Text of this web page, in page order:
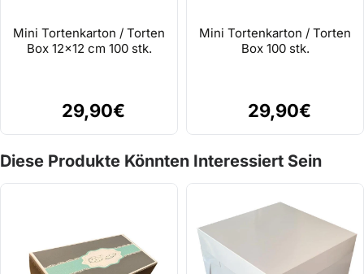
Mini Tortenkarton / Torten
Box 12x12 cm 100 stk.
29,90€
Mini Tortenkarton / Torten
Box 100 stk.
29,90€
Diese Produkte Könnten Interessiert Sein